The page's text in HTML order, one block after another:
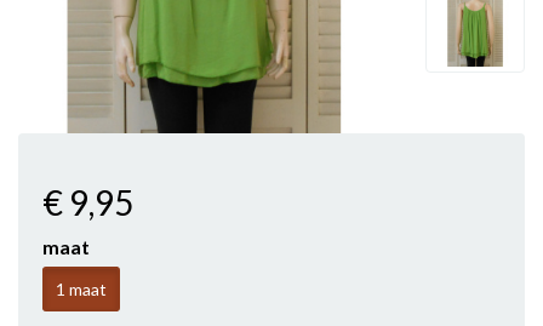
€ 9,95
maat
1 maat